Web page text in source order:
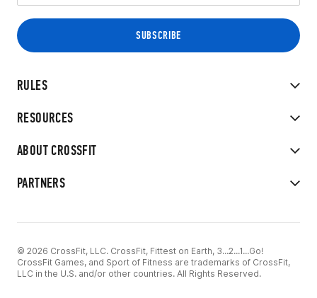
RULES
RESOURCES
ABOUT CROSSFIT
PARTNERS
© 2026 CrossFit, LLC. CrossFit, Fittest on Earth, 3...2...1...Go!
CrossFit Games, and Sport of Fitness are trademarks of CrossFit,
LLC in the U.S. and/or other countries. All Rights Reserved.